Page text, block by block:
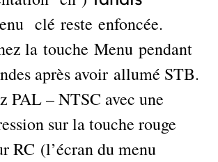
clé reste enfoncée.
la touche Menu pendant
après avoir allumé STB.
PAL – NTSC avec une
sur la touche rouge
RC (l’écran du menu